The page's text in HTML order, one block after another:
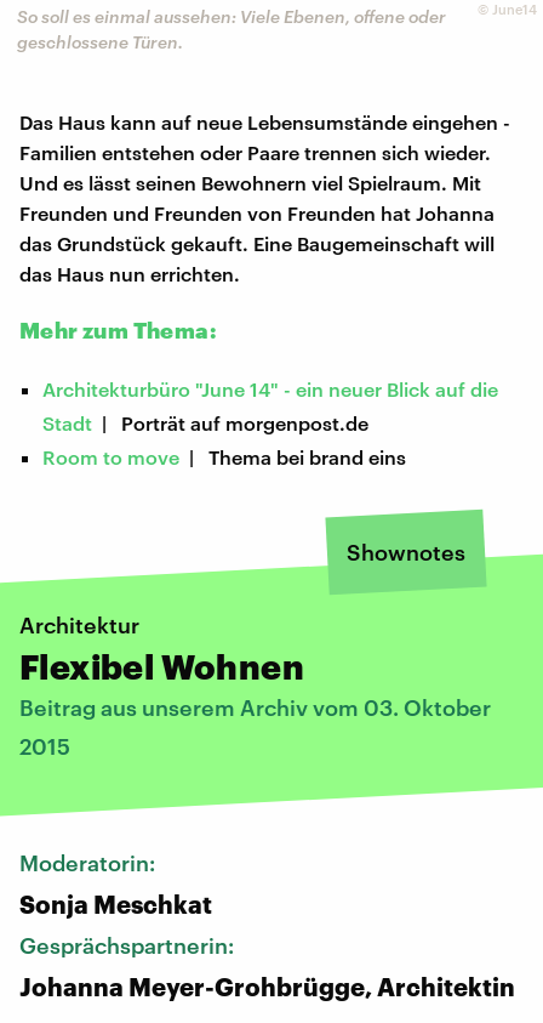
© June14
So soll es einmal aussehen: Viele Ebenen, offene oder
geschlossene Türen.
Das Haus kann auf neue Lebensumstände eingehen -
Familien entstehen oder Paare trennen sich wieder.
Und es lässt seinen Bewohnern viel Spielraum. Mit
Freunden und Freunden von Freunden hat Johanna
das Grundstück gekauft. Eine Baugemeinschaft will
das Haus nun errichten.
Mehr zum Thema:
Architekturbüro "June 14" - ein neuer Blick auf die
Stadt | Porträt auf morgenpost.de
Room to move | Thema bei brand eins
Shownotes
Architektur
Flexibel Wohnen
Beitrag aus unserem Archiv vom 03. Oktober
2015
Moderatorin:
Sonja Meschkat
Gesprächspartnerin:
Johanna Meyer-Grohbrügge, Architektin